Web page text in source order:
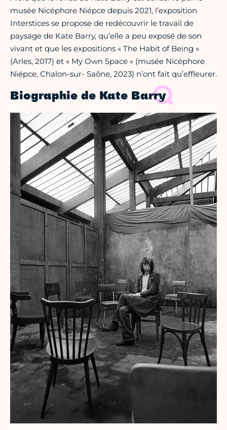
musée Nicéphore Niépce depuis 2021, l’exposition
Interstices se propose de redécouvrir le travail de
paysage de Kate Barry, qu’elle a peu exposé de son
vivant et que les expositions « The Habit of Being »
(Arles, 2017) et « My Own Space » (musée Nicéphore
Niépce, Chalon-sur- Saône, 2023) n’ont fait qu’effleurer.
Biographie de Kate Barry